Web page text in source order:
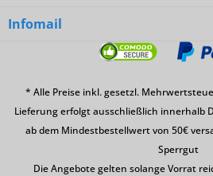
Infomail
* Alle Preise inkl. gesetzl.
Lieferung erfolgt ausschließlich innerhalb
ab dem Mindestbestellwert von 50€
Sperrgut
Die Angebote gelten solange Vorrat